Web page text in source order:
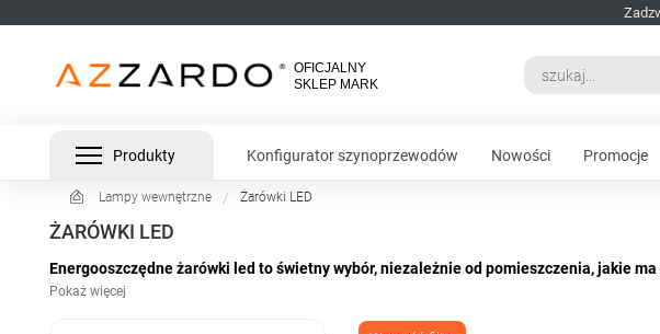
Produkty Konfigurator szynoprzewodów Nowości Promocje
Lampy wewnętrzne Żarówki LED
ŻARÓWKI LED
Energooszczędne żarówki led to świetny wybór, niezależnie od pomieszczenia, jakie
rozwiązań. Gwarantują sprawność na poziomie minimum 80%, a do tego możliwość
Szeroki wybór takich źródeł światła, które mogą mieć różny rodzaj gwintu